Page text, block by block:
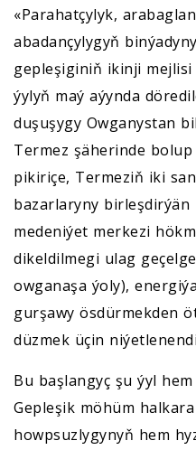
«Parahatçylyk,
abadançylygyň
gepleşiginiň ikinji
ýylyň maý aýynda
duşuşygy Owganystan
Termez şäherinde bolup
pikiriçe, Termeziň iki
bazarlaryny
medeniýet merkezi
dikeldilmegi ulag
owganaşa ýoly),
gurşawy ösdürmekden
düzmek üçin
Bu başlangyç şu ýyl
Gepleşik möhüm
howpsuzlygynyň hem